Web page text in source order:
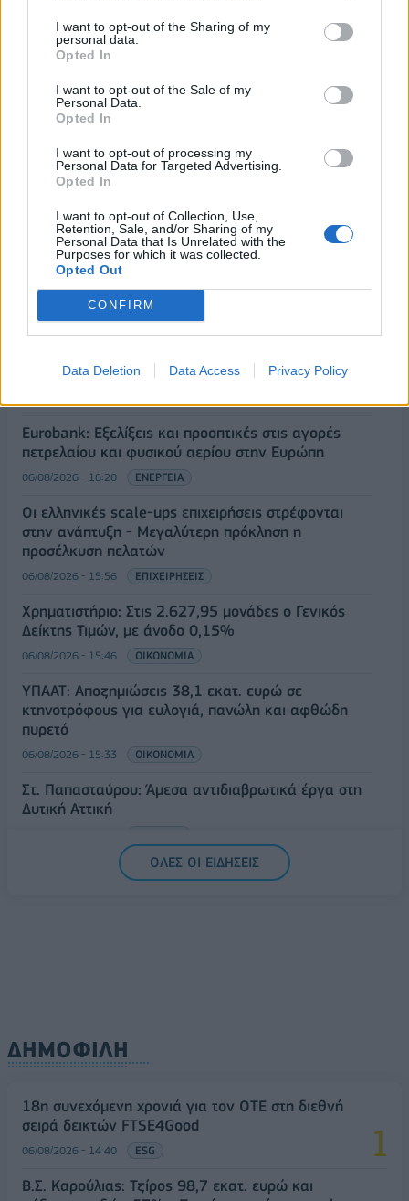
I want to opt-out of the Sharing of my
personal data.
Opted In
I want to opt-out of the Sale of my
Personal Data.
Opted In
I want to opt-out of processing my
Personal Data for Targeted Advertising.
Opted In
I want to opt-out of Collection, Use,
Retention, Sale, and/or Sharing of my
Personal Data that Is Unrelated with the
Purposes for which it was collected.
Opted Out
CONFIRM
Data Deletion Data Access Privacy Policy
για τα Στενά του Ορμούζ
07/08/2026 - 08:13
Χρηματιστήριο: Πτώση κατά 0,59%, στα 320,42
εκατ. ευρώ ο τζίρος
ΟΠΕΚΑ: Αύριο η δεύτερη πληρωμή των δικαιούχων
του Λογαριασμού Αγροτικής Εστίας
06/08/2026 - 17:40 ΟΙΚΟΝΟΜΙΑ
Κυβερνητική Επιτροπή Βιομηχανίας- Κ. Μητσοτάκης:
Στρατηγική προτεραιότητα η ενίσχυση της
βιομηχανίας
06/08/2026 - 17:18 ΠΟΛΙΤΙΚΗ
Κάρτας Αγρότη μέσω της ΕΑΕ 2026
Eurobank: Εξελίξεις και προοπτικές στις αγορές
πετρελαίου και φυσικού αερίου στην Ευρώπη
06/08/2026 - 16:20 ΕΝΕΡΓΕΙΑ
Οι ελληνικές scale-ups επιχειρήσεις στρέφονται
στην ανάπτυξη - Μεγαλύτερη πρόκληση η
προσέλκυση πελατών
06/08/2026 - 15:56 ΕΠΙΧΕΙΡΗΣΕΙΣ
Χρηματιστήριο: Στις 2.627,95 μονάδες ο Γενικός
Δείκτης Τιμών, με άνοδο 0,15%
06/08/2026 - 15:46 ΟΙΚΟΝΟΜΙΑ
ΥΠΑΑΤ: Αποζημιώσεις 38,1 εκατ. ευρώ σε
κτηνοτρόφους για ευλογιά, πανώλη και αφθώδη
πυρετό
06/08/2026 - 15:33 ΟΙΚΟΝΟΜΙΑ
Στ. Παπασταύρου: Άμεσα αντιδιαβρωτικά έργα στη
Δυτική Αττική
ΟΛΕΣ ΟΙ ΕΙΔΗΣΕΙΣ
ΔΗΜΟΦΙΛΗ
18η συνεχόμενη χρονιά για τον ΟΤΕ στη διεθνή
σειρά δεικτών FTSE4Good
06/08/2026 - 14:40 ESG
Β.Σ. Καρούλιας: Τζίρος 98,7 εκατ. ευρώ και